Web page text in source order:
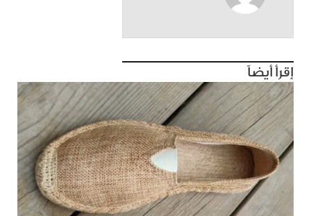
إقرأ أيضاً